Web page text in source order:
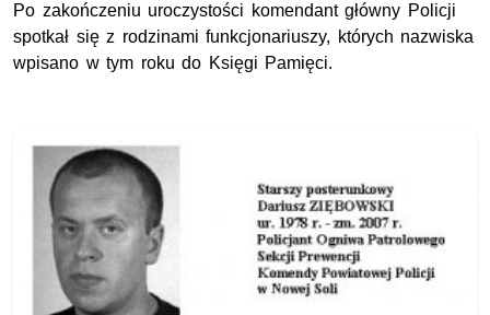
Po zakończeniu uroczystości komendant główny Policji
spotkał się z rodzinami funkcjonariuszy, których nazwiska
wpisano w tym roku do Księgi Pamięci.